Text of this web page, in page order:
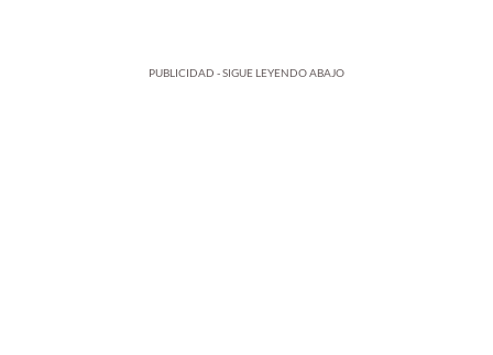
PUBLICIDAD - SIGUE LEYENDO ABAJO